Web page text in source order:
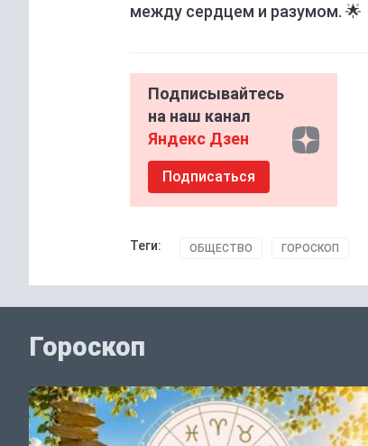
между сердцем и разумом. 🌟
Подписывайтесь
на наш канал
Яндекс Дзен
Подписаться
Теги: ОБЩЕСТВО ГОРОСКОП
Гороскоп